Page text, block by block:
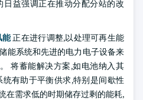
益强调正在推动分配分站的改
能正在进行调整,以处理可再生能
能系统和先进的电力电子设备来
将蓄能解决方案,如电池纳入其
有助于平衡供求,特别是间歇性
在需求低的时期储存过剩的能耗,